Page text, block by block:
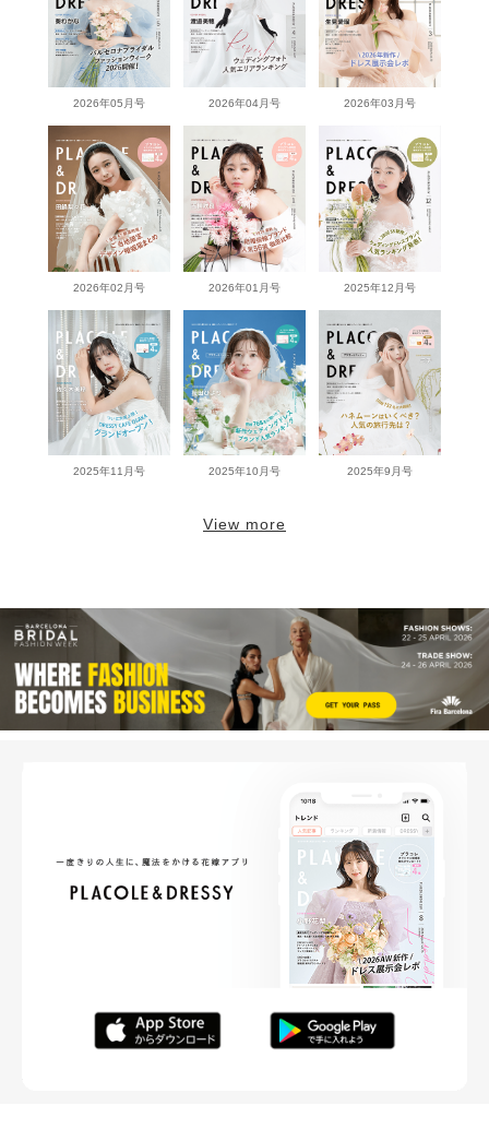
2026年05月号 2026年04月号 2026年03月号
2026年02月号 2026年01月号 2025年12月号
2025年11月号 2025年10月号 2025年9月号
View more